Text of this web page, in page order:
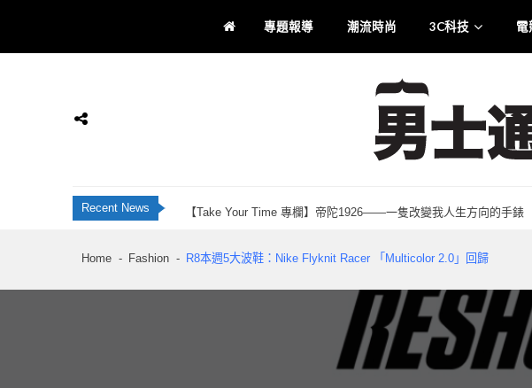
專題報導 潮流時尚 3C科技 電
男士通信
男士專屬
Recent News
JBL Live 全新智慧降噪耳機系列 藍牙 6.0 智慧觸控盒震撼登港
香港科研28年品牌 INNOTIER 創辦人Juliana 專訪：從口罩到貼身
Momax 屯門市廣場品牌店正式開業！「Recharge for Tuen Mun」
刺客教條：黑旗同步重置 評測：海盜黃金時代的忠實重生，Ubisoft
香港科研28年品牌 INNOTIER 創辦人Juliana 專訪：從口罩到貼身衣
Momax 屯門市廣場品牌店正式開業！「Recharge for Tuen Mun」
【Take Your Time 專欄】帝陀1926——一隻改變我人生方向的手錶
刺客教條：黑旗同步重置 評測：海盜黃金時代的忠實重生，Ubisoft
JBL Live 全新智慧降噪耳機系列 藍牙 6.0 智慧觸控盒震撼登港
Home Fashion R8本週5大波鞋：Nike Flyknit Racer 「Multicolor 2.0」回歸